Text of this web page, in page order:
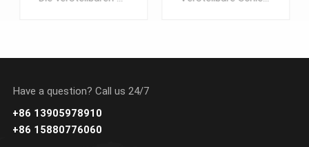
ERFAHREN SIE
Have a question? Call us 24/7
+86 13905978910
+86 15880776060